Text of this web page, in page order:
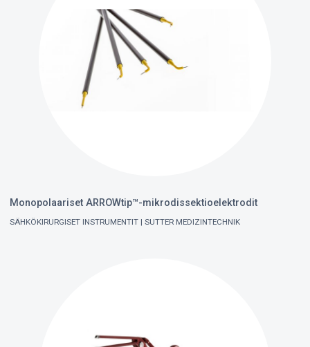
Monopolaariset ARROWtip™-mikrodissektioelektrodit
SÄHKÖKIRURGISET INSTRUMENTIT SUTTER MEDIZINTECHNIK